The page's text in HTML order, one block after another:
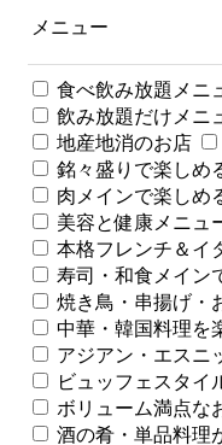
メニュー
食べ飲み放題メニ
飲み放題だけメニ
地産地消のお店
銘々盛りで楽しめ
肉メインで楽しめ
美容と健康メニュ
本格フレンチ＆イ
寿司・和食メイン
焼き鳥・串揚げ・
中華・韓国料理を
アジアン・エスニ
ビュッフェスタイ
ボリューム満点な
酒の肴・単品料理